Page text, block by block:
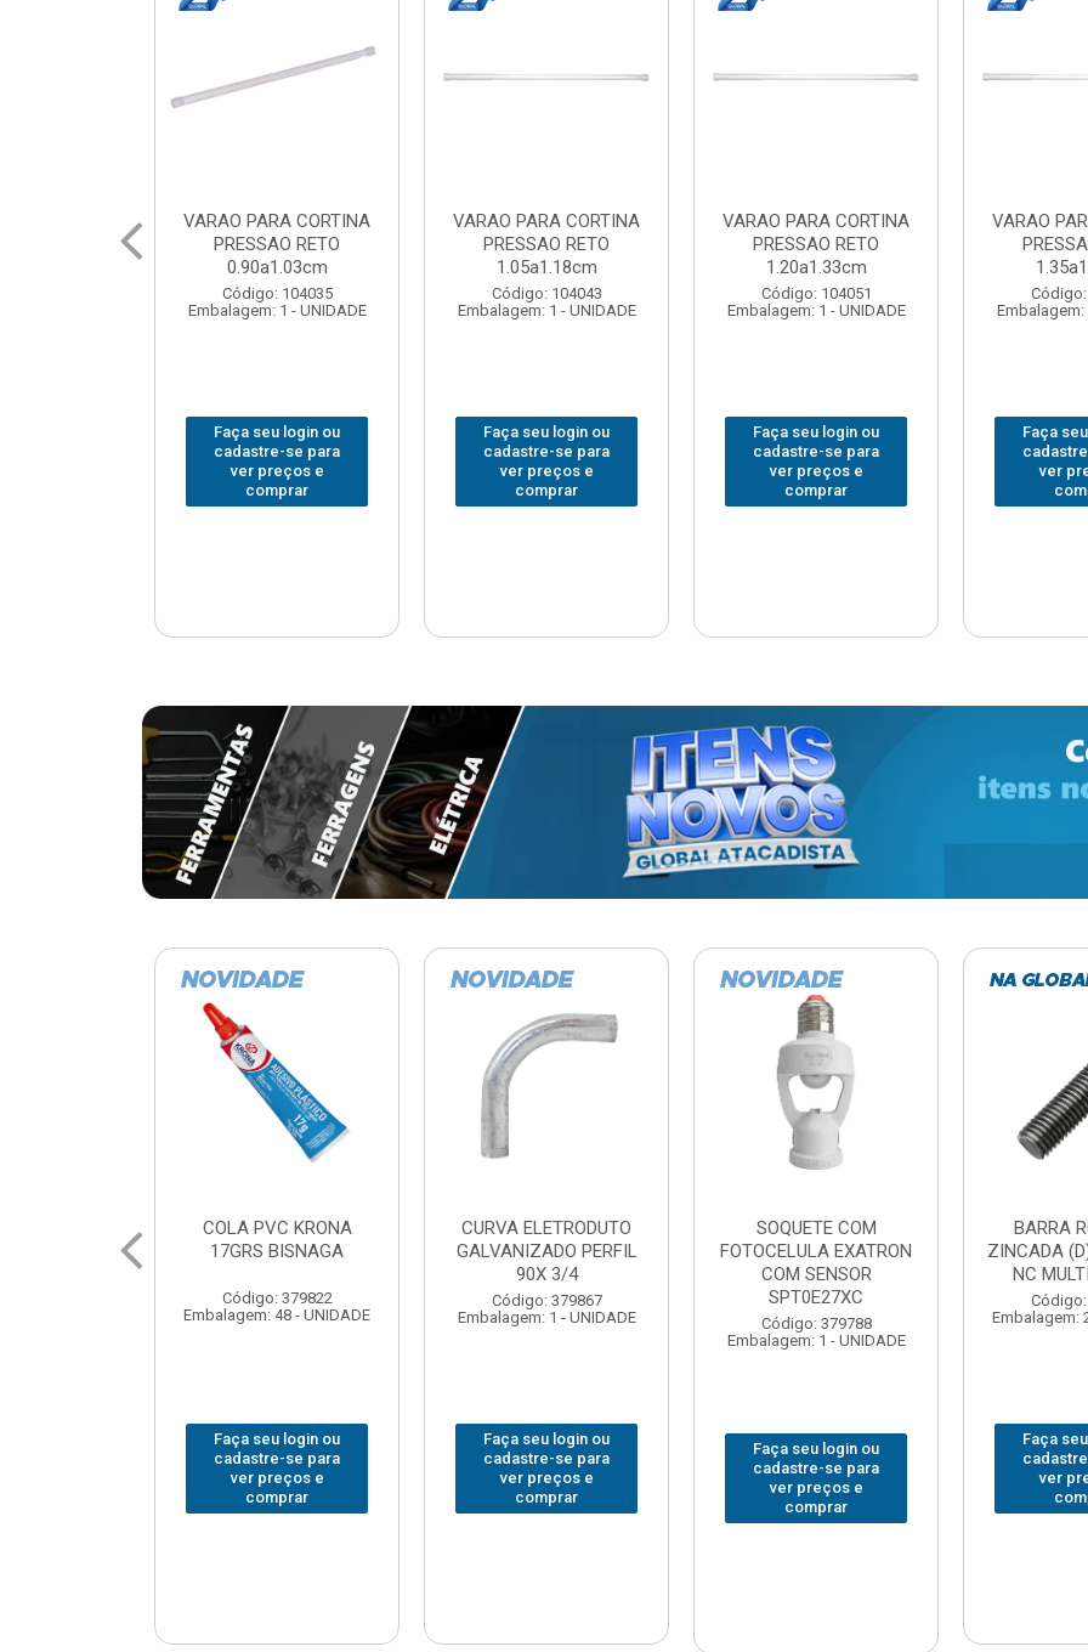
VARAO PARA CORTINA
PRESSAO RETO
1.05a1.18cm
Código: 104043
Embalagem: 1 - UNIDADE
Faça seu login ou
cadastre-se para
ver preços e
comprar
VARAO PARA CORTINA
PRESSAO RETO
1.20a1.33cm
Código: 104051
Embalagem: 1 - UNIDADE
Faça seu login ou
cadastre-se para
ver preços e
comprar
VARAO PARA CORTINA
PRESSAO RETO
1.35a1.48cm
Código: 104060
Embalagem: 1 - UNIDADE
Faça seu login ou
cadastre-se para
ver preços e
comprar
VARAO
Embalagem:
Faça
ver
CURVA ELETRODUTO
GALVANIZADO PERFIL
Código: 379867
Embalagem: 1 - UNIDADE
Faça seu login ou
cadastre-se para
ver preços e
comprar
SOQUETE COM
FOTOCELULA EXATRON
COM SENSOR
SPT0E27XC
Código: 379788
Faça seu login ou
cadastre-se para
ver preços e
comprar
BARRA ROSCADA
ZINCADA (D) 5/16”X1MT
NC MULTIBARRAS
Código: 379806
Embalagem: 20 - UNIDADE
Faça seu login ou
cadastre-se para
ver preços e
comprar
JOMARCA
Embalagem:
Faça
ver